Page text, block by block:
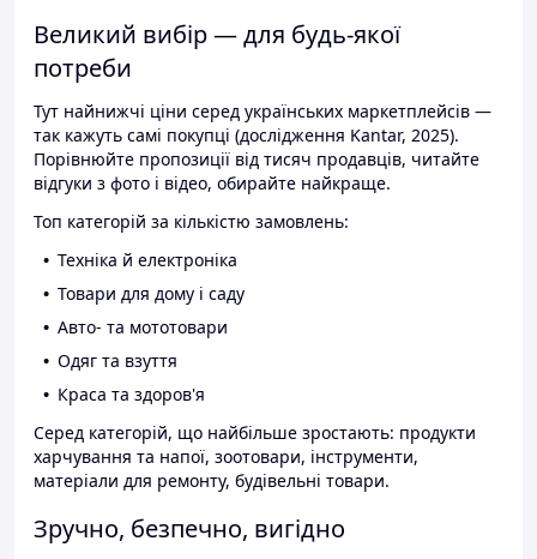
Великий вибір — для будь-якої
потреби
Тут найнижчі ціни серед українських маркетплейсів —
так кажуть самі покупці (дослідження Kantar, 2025).
Порівнюйте пропозиції від тисяч продавців, читайте
відгуки з фото і відео, обирайте найкраще.
Топ категорій за кількістю замовлень:
Техніка й електроніка
Товари для дому і саду
Авто- та мототовари
Одяг та взуття
Краса та здоров'я
Серед категорій, що найбільше зростають: продукти
харчування та напої, зоотовари, інструменти,
матеріали для ремонту, будівельні товари.
Зручно, безпечно, вигідно